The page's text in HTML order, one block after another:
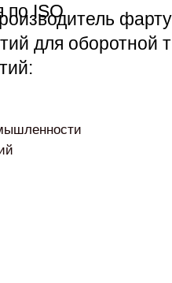
по ISO
для оборотной